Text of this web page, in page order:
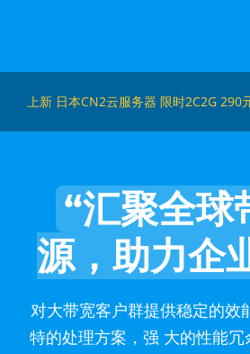
上新 日本CN2云服务器 限时2C2G 290
“汇聚全球
源，助力企
对大带宽客户群提供稳定的效
特的处理方案，强 大的性能